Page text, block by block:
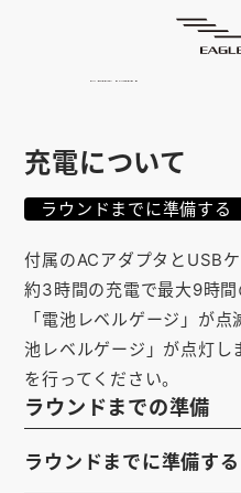
ゴルフナビ
ピンポジ君PIN POSITION
対応コース
EVステーション
取扱い店舗SHOP
サポート SUPPORT
購
使
充電について
ラウンドまでに準備する
付属のACアダプタとUSB
約3時間の充電で最大9時間
「電池レベルゲージ」が
池レベルゲージ」が点灯し
を行ってください。
ラウンドまでの準備
ラウンドまでに準備する